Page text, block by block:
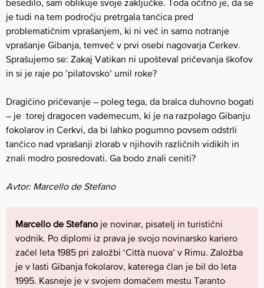
besedilo, sam oblikuje svoje zaključke. Toda očitno je, da se
je tudi na tem področju pretrgala tančica pred
problematičnim vprašanjem, ki ni več in samo notranje
vprašanje Gibanja, temveč v prvi osebi nagovarja Cerkev.
Sprašujemo se: Zakaj Vatikan ni upošteval pričevanja škofov
in si je raje po ’pilatovsko’ umil roke?
Dragičino pričevanje – poleg tega, da bralca duhovno bogati
– je torej dragocen vademecum, ki je na razpolago Gibanju
fokolarov in Cerkvi, da bi lahko pogumno povsem odstrli
tančico nad vprašanji zlorab v njihovih različnih vidikih in
znali modro posredovati. Ga bodo znali ceniti?
Avtor: Marcello de Stefano
Marcello de Stefano je novinar, pisatelj in turistični
vodnik. Po diplomi iz prava je svojo novinarsko kariero
začel leta 1985 pri založbi ‘Città nuova’ v Rimu. Založba
je v lasti Gibanja fokolarov, katerega član je bil do leta
1995. Kasneje je v svojem domačem mestu Taranto